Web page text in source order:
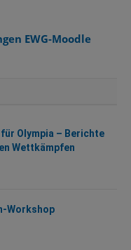
EWG-Moodle
Olympia – Berichte
Wettkämpfen
Workshop